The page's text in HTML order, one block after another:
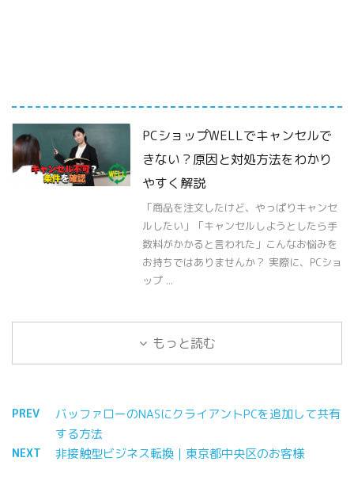
PCショップWELLでキャンセルで
きない？原因と対処方法をわかり
やすく解説
「商品を注文したけど、やっぱりキャンセ
ルしたい」「キャンセルしようとしたら手
数料がかかると言われた」こんなお悩みを
お持ちではありませんか？ 実際に、PCショ
ップ ...
もっと読む
PREV
バッファローのNASにクライアントPCを追加して共有
する方法
NEXT 非接触型ビジネス転換｜東京都中央区のお客様